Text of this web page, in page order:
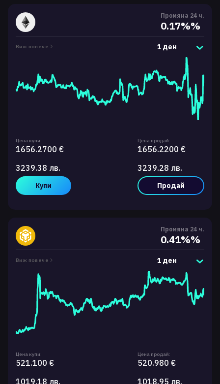
Промяна 24 ч.
0.17%%
Виж повече 1 ден
Цена купи:
1656.2700 €
3239.38 лв.
Купи
Цена продай:
1656.2200 €
3239.28 лв.
Продай
Промяна 24 ч.
0.41%%
Виж повече 1 ден
Цена купи:
521.100 €
1019.18 лв.
Цена продай:
520.980 €
1018.95 лв.